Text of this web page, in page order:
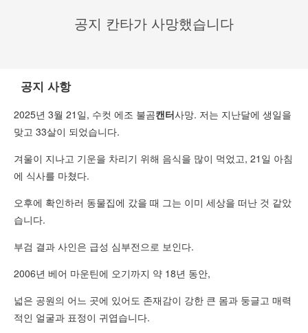
공지 칸타가 사망했습니다
공지 사항
2025년 3월 21일, 수컷 에조 불곰캔터사망. 저는 지난달에 생일을
맞고 33살이 되었습니다.
겨울이 지나고 기운을 차리기 위해 음식을 많이 먹었고, 21일 아침
에 식사를 마쳤다.
오후에 확인하러 동물집에 갔을 때 그는 이미 세상을 떠난 것 같았
습니다.
부검 결과 사인은 급성 심부전으로 보인다.
2006년 베어 마운틴에 오기까지 약 18년 동안,
넓은 공원의 어느 곳에 있어도 존재감이 강한 큰 몸과 둥글고 매력
적인 얼굴과 표정이 귀엽습니다.